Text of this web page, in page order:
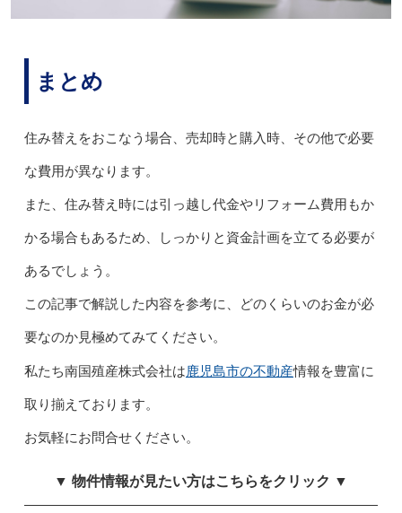
まとめ
住み替えをおこなう場合、売却時と購入時、その他で必要
な費用が異なります。
また、住み替え時には引っ越し代金やリフォーム費用もか
かる場合もあるため、しっかりと資金計画を立てる必要が
あるでしょう。
この記事で解説した内容を参考に、どのくらいのお金が必
要なのか見極めてみてください。
私たち南国殖産株式会社は鹿児島市の不動産情報を豊富に
取り揃えております。
お気軽にお問合せください。
▼ 物件情報が見たい方はこちらをクリック ▼